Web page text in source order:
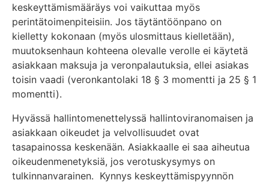
keskeyttämismääräys voi vaikuttaa myös
perintätoimenpiteisiin. Jos täytäntöönpano on
kielletty kokonaan (myös ulosmittaus kielletään),
muutoksenhaun kohteena olevalle verolle ei käytetä
asiakkaan maksuja ja veronpalautuksia, ellei asiakas
toisin vaadi (veronkantolaki 18 § 3 momentti ja 25 § 1
momentti).
Hyvässä hallintomenettelyssä hallintoviranomaisen ja
asiakkaan oikeudet ja velvollisuudet ovat
tasapainossa keskenään. Asiakkaalle ei saa aiheutua
oikeudenmenetyksiä, jos verotuskysymys on
tulkinnanvarainen. Kynnys keskeyttämispyynnön